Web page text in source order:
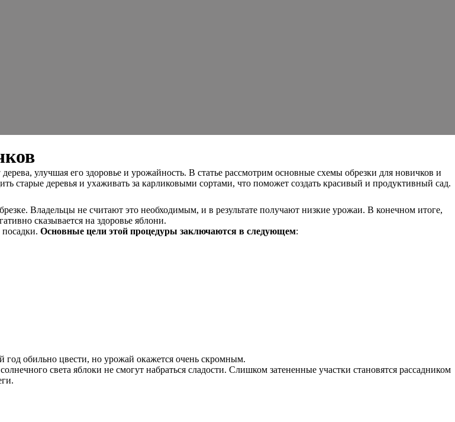
улучшая его здоровье и урожайность. В статье рассмотрим основные схемы обрезки для новичков и
старые деревья и ухаживать за карликовыми сортами, что поможет создать красивый и продуктивный сад.
Владельцы не считают это необходимым, и в результате получают низкие урожаи. В конечном итоге,
сказывается на здоровье яблони.
Основные цели этой процедуры заключаются в следующем:
год обильно цвести, но урожай окажется очень скромным.
света яблоки не смогут набраться сладости. Слишком затененные участки становятся рассадником